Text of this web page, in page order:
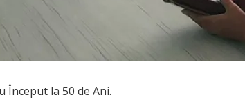
Început la 50 de Ani.